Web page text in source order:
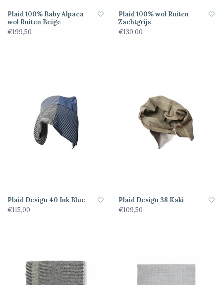
Plaid 100% Baby Alpaca
wol Ruiten Beige
€199,50
Plaid 100% wol Ruiten
Zachtgrijs
€130,00
Plaid Design 40 Ink Blue
€115,00
Plaid Design 38 Kaki
€109,50